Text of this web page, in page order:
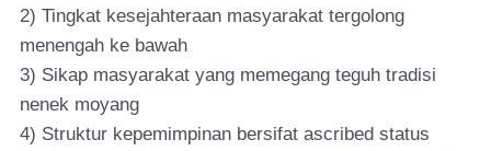
2) Tingkat kesejahteraan masyarakat tergolong
menengah ke bawah
3) Sikap masyarakat yang memegang teguh tradisi
nenek moyang
4) Struktur kepemimpinan bersifat ascribed status